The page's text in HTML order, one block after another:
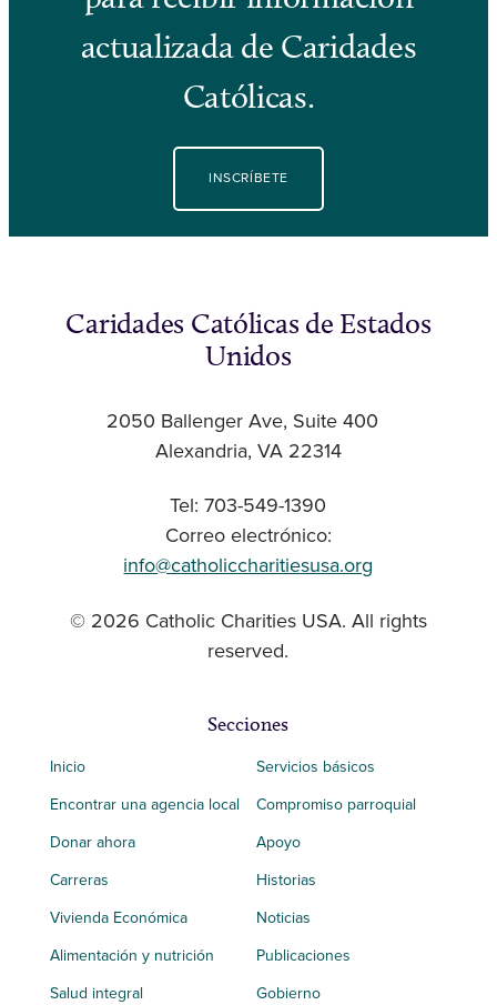
actualizada de Caridades
Católicas.
INSCRÍBETE
Caridades Católicas de Estados
Unidos
2050 Ballenger Ave, Suite 400
Alexandria, VA 22314
Tel: 703-549-1390
Correo electrónico:
info@catholiccharitiesusa.org
© 2026 Catholic Charities USA. All rights
reserved.
Secciones
Inicio
Encontrar una agencia local
Donar ahora
Carreras
Vivienda Económica
Alimentación y nutrición
Salud integral
Servicios básicos
Compromiso parroquial
Apoyo
Historias
Noticias
Publicaciones
Gobierno